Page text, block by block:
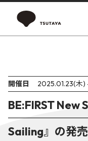
開催日 2025.01.23(木)
BE:FIRST
Sailing』の発